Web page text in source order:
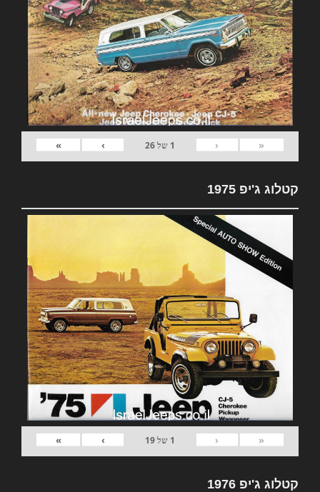
«
‹
1 של26
›
»
קטלוג ג'יפ 1975
«
‹
1 של19
›
»
קטלוג ג'יפ 1976